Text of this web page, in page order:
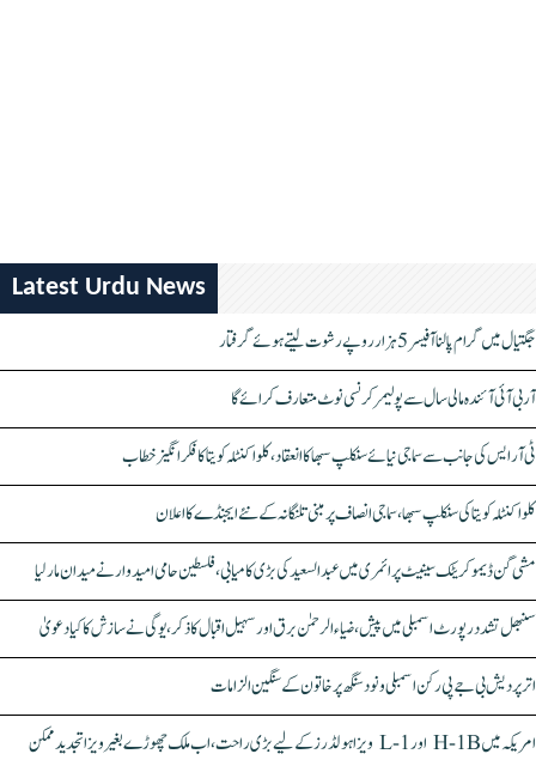
Latest Urdu News
جگتیال میں گرام پالنا آفیسر 5 ہزار روپے رشوت لیتے ہوئے گرفتار
آر بی آئی آئندہ مالی سال سے پولیمر کرنسی نوٹ متعارف کرائے گا
ٹی آر ایس کی جانب سے سماجی نیائے سنکلپ سبھا کا انعقاد، کلواکنٹلہ کویتا کا فکر انگیز خطاب
کلواکنٹلہ کویتا کی سنکلپ سبھا، سماجی انصاف پر مبنی تلنگانہ کے نئے ایجنڈے کا اعلان
مشی گن ڈیموکریٹک سینیٹ پرائمری میں عبدالسعید کی بڑی کامیابی، فلسطین حامی امیدوار نے میدان مار لیا
سنبھل تشدد رپورٹ اسمبلی میں پیش، ضیاء الرحمٰن برق اور سہیل اقبال کا ذکر، یوگی نے سازش کا کیا دعویٰ
اتر پردیش بی جے پی رکن اسمبلی ونود سنگھ پر خاتون کے سنگین الزامات
امریکہ میں H-1B اور L-1 ویزا ہولڈرز کے لیے بڑی راحت، اب ملک چھوڑے بغیر ویزا تجدید ممکن